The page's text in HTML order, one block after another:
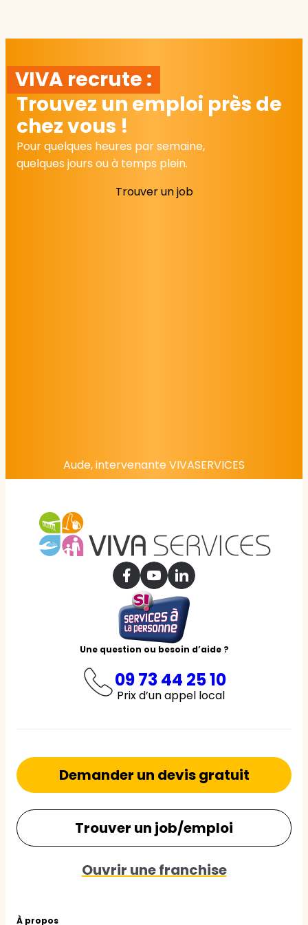
VIVA recrute :
Trouvez un emploi près de
chez vous !
Pour quelques heures par semaine,
quelques jours ou à temps plein.
Trouver un job
Aude, intervenante VIVASERVICES
Une question ou besoin d’aide ?
09 73 44 25 10
Prix d’un appel local
À propos
Demander un devis gratuit
Trouver un job/emploi
Ouvrir une franchise